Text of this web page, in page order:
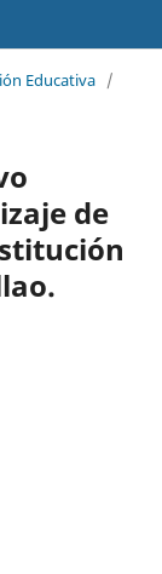
Educativa /
de